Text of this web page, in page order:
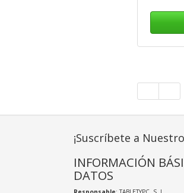
¡Suscríbete a
INFORMACIÓN
DATOS